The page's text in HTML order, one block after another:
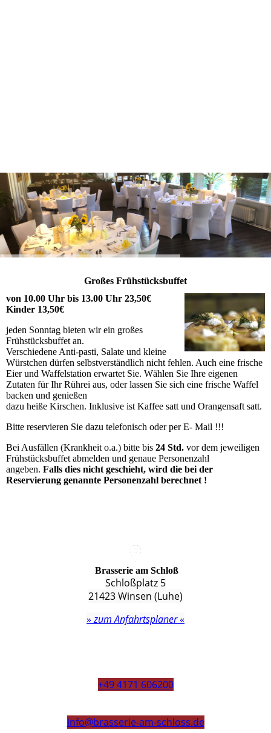
Großes Frühstücksbuffet
von 10.00 Uhr bis 13.00 Uhr 23,50€
Kinder 13,50€
jeden Sonntag bieten wir ein großes
Frühstücksbuffet an.
Verschiedene Anti-pasti, Salate und kleine
Würstchen dürfen selbstverständlich nicht fehlen. Auch eine frische
Eier und Waffelstation erwartet Sie. Wählen Sie Ihre eigenen
Zutaten für Ihr Rührei aus, oder lassen Sie sich eine frische Waffel
backen und genießen
dazu heiße Kirschen. Inklusive ist Kaffee satt und Orangensaft satt.
Bitte reservieren Sie dazu telefonisch oder per E- Mail !!!
Bei Ausfällen (Krankheit o.a.) bitte bis 24 Std. vor dem jeweiligen
Frühstücksbuffet abmelden und genaue Personenzahl
angeben. Falls dies nicht geschieht, wird die bei der
Reservierung genannte Personenzahl berechnet !
Brasserie am Schloß
Schloßplatz 5
21423 Winsen (Luhe)
»zum Anfahrtsplaner«
+49 4171 606200
info@brasserie-am-schloss.de